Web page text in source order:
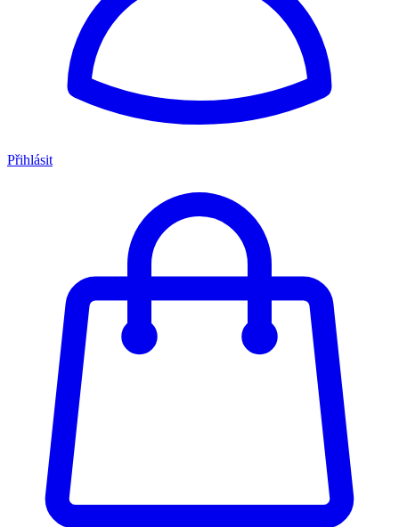
Přihlásit